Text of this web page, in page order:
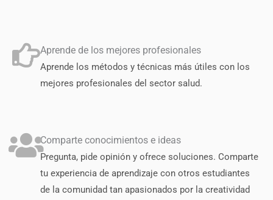
Aprende de los mejores profesionales
Aprende los métodos y técnicas más útiles con los
mejores profesionales del sector salud.
Comparte conocimientos e ideas
Pregunta, pide opinión y ofrece soluciones. Comparte
tu experiencia de aprendizaje con otros estudiantes
de la comunidad tan apasionados por la creatividad